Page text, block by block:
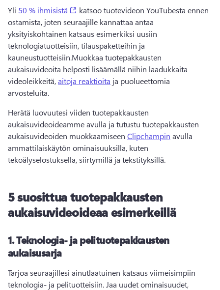
Yli 50 % ihmisistä (opens in a new tab)
katsoo tuotevideon YouTubesta ennen
ostamista, joten seuraajille kannattaa antaa
yksityiskohtainen katsaus esimerkiksi uusiin
teknologiatuotteisiin, tilauspaketteihin ja
kauneustuotteisiin.Muokkaa tuotepakkausten
aukaisuvideoita helposti lisäämällä niihin laadukkaita
videoleikkeitä, aitoja reaktioita ja puolueettomia
arvosteluita.
Herätä luovuutesi viiden tuotepakkausten
aukaisuvideoideamme avulla ja tutustu tuotepakkausten
aukaisuvideoiden muokkaamiseen Clipchampin avulla
ammattilaiskäytön ominaisuuksilla, kuten
tekoälyselostuksella, siirtymillä ja tekstityksillä.
5 suosittua tuotepakkausten
aukaisuvideoideaa esimerkeillä
1.Teknologia- ja pelituotepakkausten
aukaisusarja
Tarjoa seuraajillesi ainutlaatuinen katsaus viimeisimpiin
teknologia- ja pelituotteisiin. Jaa uudet ominaisuudet,